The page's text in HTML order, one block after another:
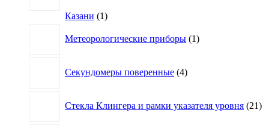
Казани 11
Метеорологические приборы 1товар
Секундомеры поверенные 4товара
Стекла Клингера и рамки указателя уровня 21